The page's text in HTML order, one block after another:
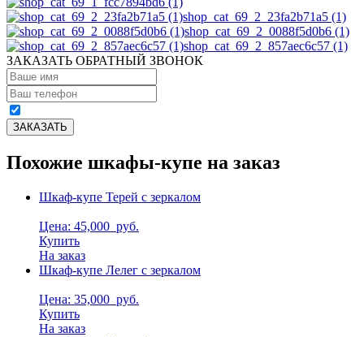
shop_cat_69_2_23fa2b71a5 (1)
shop_cat_69_2_0088f5d0b6 (1)
shop_cat_69_2_857aec6c57 (1)
ЗАКАЗАТЬ ОБРАТНЫЙ ЗВОНОК
Похожие шкафы-купе на заказ
Шкаф-купе Терей с зеркалом
Цена: 45,000 руб.
Купить
На заказ
Шкаф-купе Лелег с зеркалом
Цена: 35,000 руб.
Купить
На заказ